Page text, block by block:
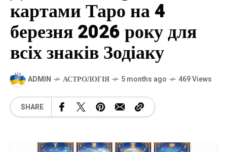
картами Таро на 4
березня 2026 року для
всіх знаків Зодіаку
ADMIN АСТРОЛОГІЯ 5 months ago 469 Views
SHARE